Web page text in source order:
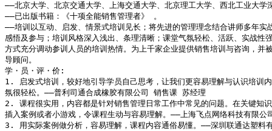
――北京大学、北京交通大学、上海交通大学、北京理工大学、西北工业大学
――已出版书籍：《十项全能销售管理者》 。
――培训以互动、启发、情景式培训见长；将先进的管理理念结合讲师多年实
感悟及参与；培训风格深入浅出、条理清晰；课堂气氛轻松、活跃、实战性
方式充分调动参训人员的培训热情。为上千家企业提供销售培训与咨询，并
导顾问。
学・员・评・价:
1. 启发式培训，较好地引导学员自己思考，让我们更容易理解与认识培训
氛很轻松。――普利司通合成橡胶有限公司 销售课 苏经理
2. 课程很实用，内容都是针对销售管理日常工作中常见的问题。在关键知
插入案例或者小游戏，令课程生动与容易理解。――上海飞点网络科技有限
3. 用实际案例做分析，容易理解，课程内容通俗易懂。――深圳联通达塑料